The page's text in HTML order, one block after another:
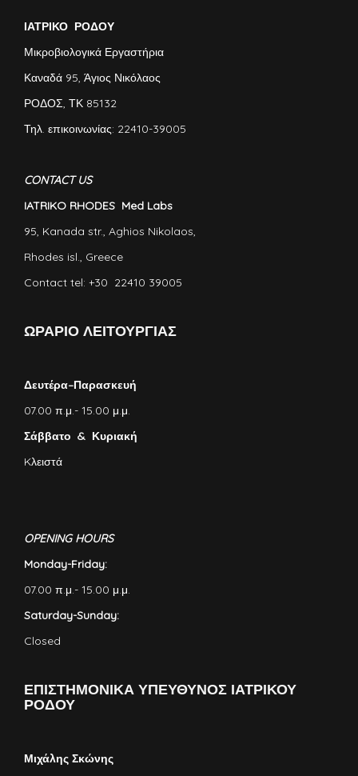
ΙΑΤΡΙΚΟ ΡΟΔΟΥ
Μικροβιολογικά Εργαστήρια
Καναδά 95, Άγιος Νικόλαος
ΡΟΔΟΣ, ΤΚ 85132
Τηλ. επικοινωνίας: 22410-39005
CONTACT US
IATRIKO RHODES Med Labs
95, Kanada str., Aghios Nikolaos,
Rhodes isl., Greece
Contact tel: +30 22410 39005
ΩΡΑΡΙΟ ΛΕΙΤΟΥΡΓΙΑΣ
Δευτέρα–Παρασκευή
07.00 π.μ.- 15.00 μ.μ.
Σάββατο & Κυριακή
Kλειστά
OPENING HOURS
Monday-Friday:
07.00 π.μ.- 15.00 μ.μ.
Saturday-Sunday:
Closed
ΕΠΙΣΤΗΜΟΝΙΚΑ ΥΠΕΥΘΥΝΟΣ ΙΑΤΡΙΚΟΥ
ΡΟΔΟΥ
Μιχάλης Σκώνης